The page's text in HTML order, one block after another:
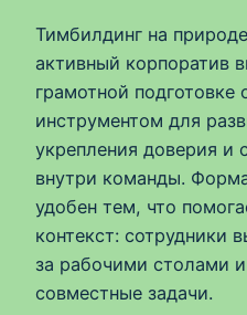
Тимбилдинг на
активный корпоратив
грамотной подготовке
инструментом для
укрепления доверия и
внутри команды.
удобен тем, что
контекст: сотрудники
за рабочими столами
совместные задачи.